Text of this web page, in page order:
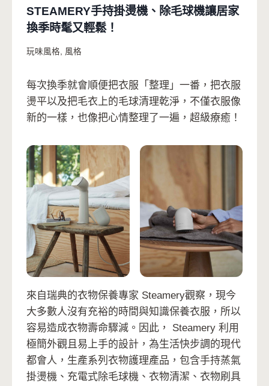
STEAMERY手持掛燙機、除毛球機讓居家
換季時髦又輕鬆！
玩味風格 風格
每次換季就會順便把衣服「整理」一番，把衣服
燙平以及把毛衣上的毛球清理乾淨，不僅衣服像
新的一樣，也像把心情整理了一遍，超級療癒！
來自瑞典的衣物保養專家 Steamery觀察，現今
大多數人沒有充裕的時間與知識保養衣服，所以
容易造成衣物壽命驟減。因此， Steamery 利用
極簡外觀且易上手的設計，為生活快步調的現代
都會人，生產系列衣物護理產品，包含手持蒸氣
掛燙機、充電式除毛球機、衣物清潔、衣物刷具